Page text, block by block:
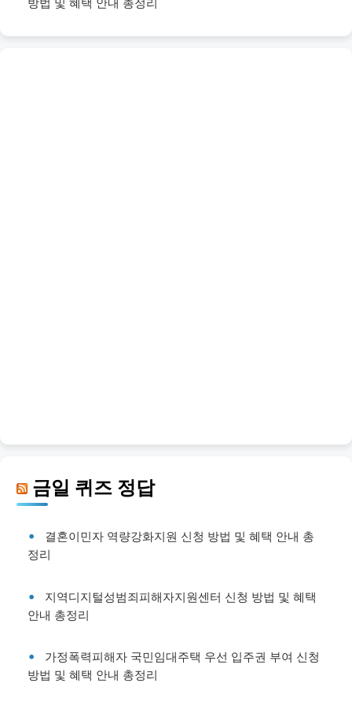
금일 퀴즈 정답
결혼이민자 역량강화지원 신청 방법 및 혜택 안내 총
정리
지역디지털성범죄피해자지원센터 신청 방법 및 혜택
안내 총정리
가정폭력피해자 국민임대주택 우선 입주권 부여 신청
방법 및 혜택 안내 총정리